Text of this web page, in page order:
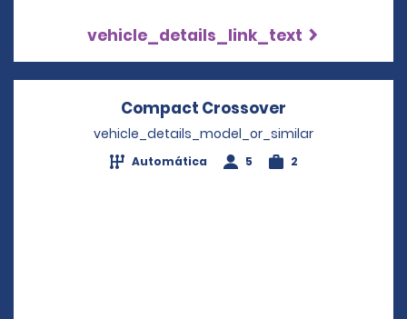
vehicle_details_link_text
Compact Crossover
vehicle_details_model_or_similar
Automática 5 2